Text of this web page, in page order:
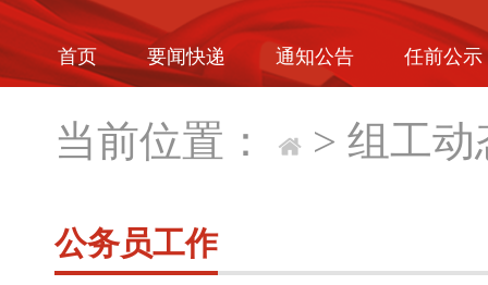
首页 要闻快递 通知公告 任前公示
当前位置： > 组工动
公务员工作